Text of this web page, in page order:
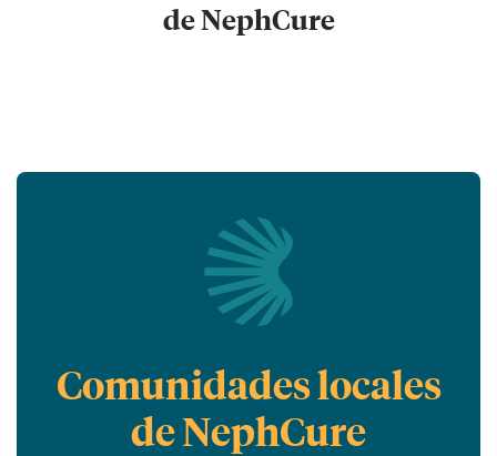
de NephCure
Comunidades locales
de NephCure